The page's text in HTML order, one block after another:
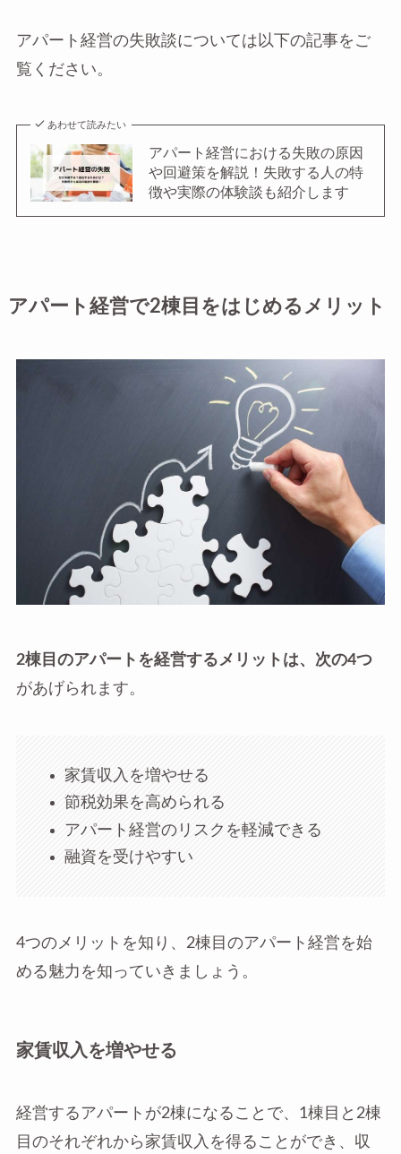
アパート経営の失敗談については以下の記事をご
覧ください。
あわせて読みたい
アパート経営における失敗の原因
や回避策を解説！失敗する人の特
徴や実際の体験談も紹介します
アパート経営で2棟目をはじめるメリット
2棟目のアパートを経営するメリットは、次の4つ
があげられます。
家賃収入を増やせる
節税効果を高められる
アパート経営のリスクを軽減できる
融資を受けやすい
4つのメリットを知り、2棟目のアパート経営を始
める魅力を知っていきましょう。
家賃収入を増やせる
経営するアパートが2棟になることで、1棟目と2棟
目のそれぞれから家賃収入を得ることができ、収